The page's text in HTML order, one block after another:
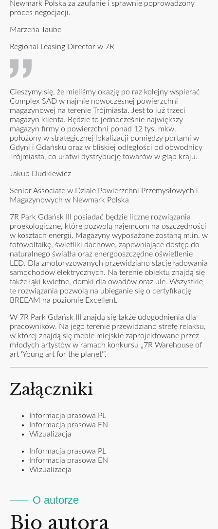
Newmark Polska za zaufanie i sprawnie poprowadzony
proces negocjacji.
Marzena Taube
Regional Leasing Director w 7R
Cieszymy się, że mieliśmy okazję po raz kolejny wspierać
Complex SAD w najmie nowoczesnej powierzchni
magazynowej na terenie Trójmiasta. Jest to już trzeci
magazyn klienta. Będzie to jednocześnie największy
magazyn firmy o powierzchni ponad 12 tys. mkw.
położony w strategicznej lokalizacji pomiędzy portami w
Gdyni i Gdańsku oraz w bliskiej odległości od obwodnicy
Trójmiasta, co ułatwi dystrybucję towarów w głąb kraju.
Jakub Dudkiewicz
Senior Associate w Dziale Powierzchni Przemysłowych i
Magazynowych w Newmark Polska
7R Park Gdańsk III posiadać będzie liczne rozwiązania
proekologiczne, które pozwolą najemcom na oszczędności
w kosztach energii. Magazyny wyposażone zostaną m.in. w
fotowoltaikę, świetliki dachowe, zapewniające dostęp do
naturalnego światła oraz energooszczędne oświetlenie
LED. Dla zmotoryzowanych przewidziano stacje ładowania
samochodów elektrycznych. Na terenie obiektu znajdą się
także łąki kwietne, domki dla owadów oraz ule. Wszystkie
te rozwiązania pozwolą na ubieganie się o certyfikację
BREEAM na poziomie Excellent.
W 7R Park Gdańsk III znajdą się także udogodnienia dla
pracowników. Na jego terenie przewidziano strefę relaksu,
w której znajdą się meble miejskie zaprojektowane przez
młodych artystów w ramach konkursu „7R Warehouse of
art ‘Young art for the planet’”.
Załączniki
Informacja prasowa PL
Informacja prasowa EN
Wizualizacja
Informacja prasowa PL
Informacja prasowa EN
Wizualizacja
O autorze
Bio autora